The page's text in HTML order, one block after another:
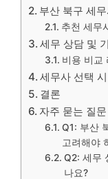
부산 북구 세
추천 세무
세무 상담 및
비용 비교
세무사 선택
결론
자주 묻는 질
Q1: 부산
고려해야
Q2: 세무
나요?